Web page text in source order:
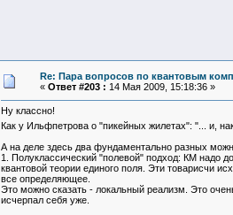
Re: Пара вопросов по квантовым
« Ответ #203 : 14 Мая 2009, 15:18:36 »
Ну классно!
Как у Ильфпетрова о "пикейных жилетах": "... и,
А на деле здесь два фундаментально разных
1. Полуклассический "полевой" подход: КМ надо
квантовой теории единого поля. Эти товарисчи
все определяющее.
Это можно сказать - локальный реализм. Это
исчерпал себя уже.